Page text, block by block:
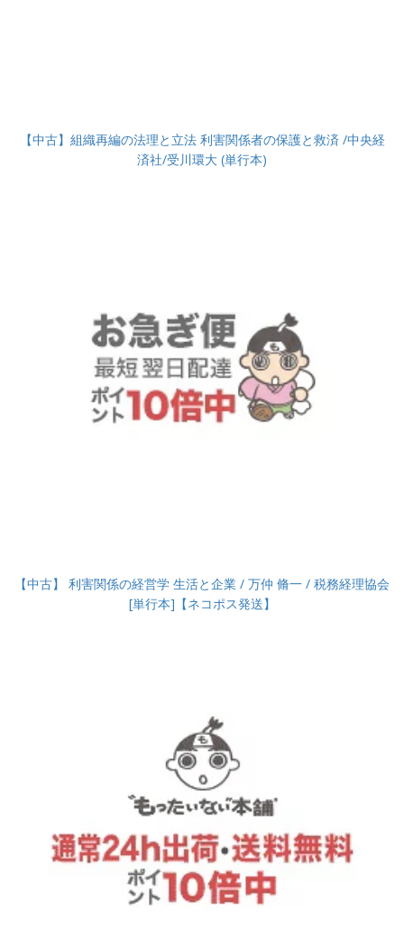
【中古】組織再編の法理と立法 利害関係者の保護と救済 /中央経
済社/受川環大 (単行本)
【中古】 利害関係の経営学 生活と企業 / 万仲 脩一 / 税務経理協会
[単行本]【ネコポス発送】